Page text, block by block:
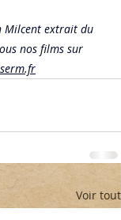
Milcent extrait du
nos films sur
Voir tout